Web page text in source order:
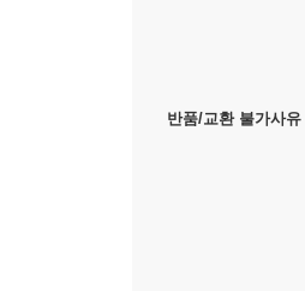
반품/교환 불가사유